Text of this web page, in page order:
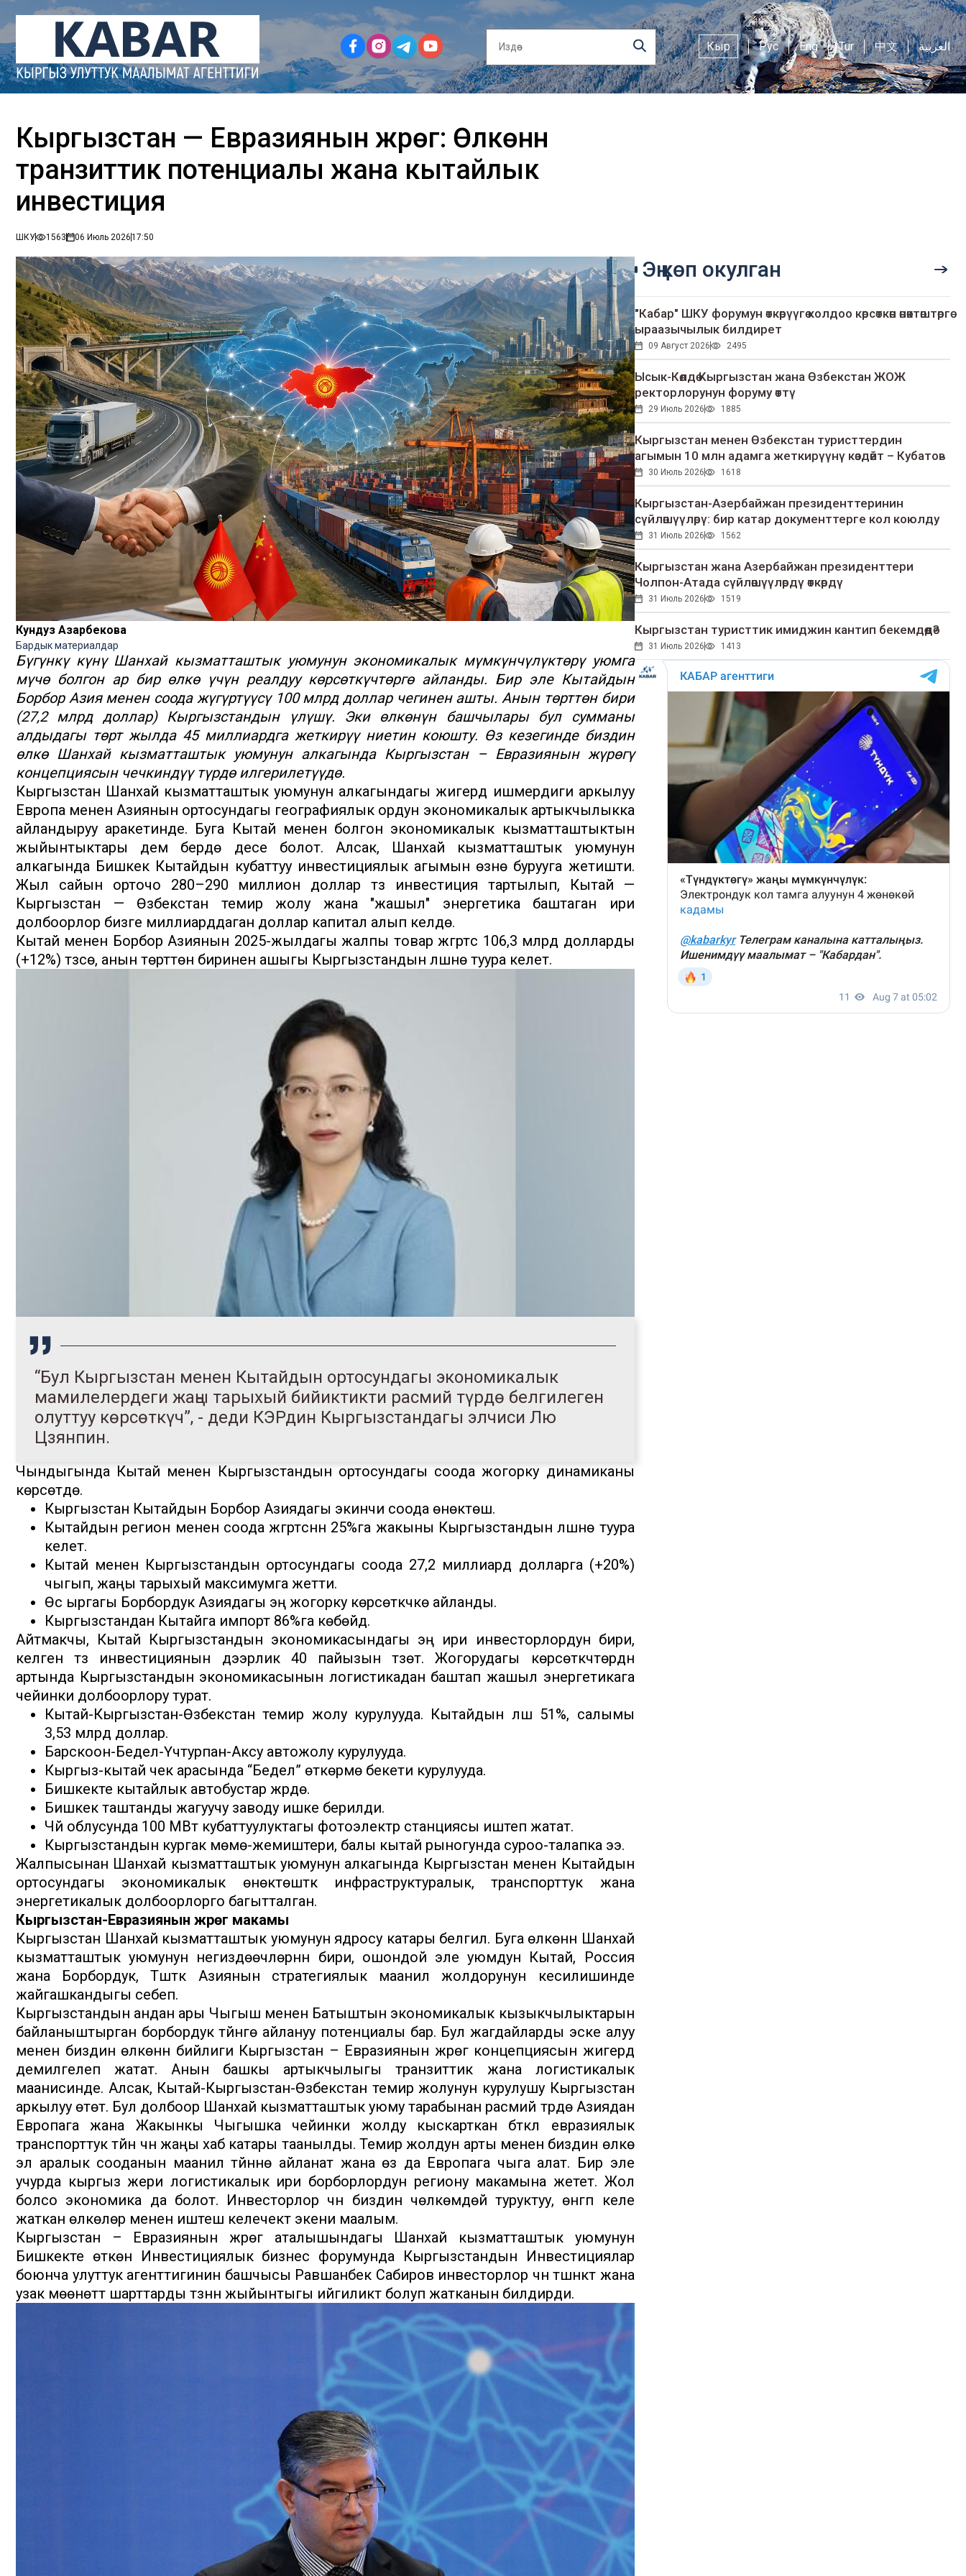
Кыр Рус Eng Tur 中文 العربية
Кыргызстан — Евразиянын жүрөгү: Өлкөнүн
транзиттик потенциалы жана кытайлык
инвестиция
ШКУ 1563 06 Июль 202617:50
Кундуз Азарбекова
Бардык материалдар
Бүгүнкү күнү Шанхай кызматташтык уюмунун экономикалык мүмкүнчүлүктөрү уюмга
мүчө болгон ар бир өлкө үчүн реалдуу көрсөткүчтөргө айланды. Бир эле Кытайдын
Борбор Азия менен соода жүгүртүүсү 100 млрд доллар чегинен ашты. Анын төрттөн бири
(27,2 млрд доллар) Кыргызстандын үлүшү. Эки өлкөнүн башчылары бул сумманы
алдыдагы төрт жылда 45 миллиардга жеткирүү ниетин коюшту. Өз кезегинде биздин
өлкө Шанхай кызматташтык уюмунун алкагында Кыргызстан – Евразиянын жүрөгү
концепциясын чечкиндүү түрдө илгерилетүүдө.
Кыргызстан Шанхай кызматташтык уюмунун алкагындагы жигердүү ишмердиги аркылуу
Европа менен Азиянын ортосундагы географиялык ордун экономикалык артыкчылыкка
айландыруу аракетинде. Буга Кытай менен болгон экономикалык кызматташтыктын
жыйынтыктары дем берүүдө десе болот. Алсак, Шанхай кызматташтык уюмунун
алкагында Бишкек Кытайдын кубаттуу инвестициялык агымын өзүнө бурууга жетишти.
Жыл сайын орточо 280–290 миллион доллар түз инвестиция тартылып, Кытай —
Кыргызстан — Өзбекстан темир жолу жана "жашыл" энергетика баштаган ири
долбоорлор бизге миллиарддаган доллар капитал алып келүүдө.
Кытай менен Борбор Азиянын 2025-жылдагы жалпы товар жүгүртүүсү 106,3 млрд долларды
(+12%) түзсө, анын төрттөн биринен ашыгы Кыргызстандын үлүшүнө туура келет.
“Бул Кыргызстан менен Кытайдын ортосундагы экономикалык
мамилелердеги жаңы тарыхый бийиктикти расмий түрдө белгилеген
олуттуу көрсөткүч”, - деди КЭРдин Кыргызстандагы элчиси Лю
Цзянпин.
Чындыгында Кытай менен Кыргызстандын ортосундагы соода жогорку динамиканы
көрсөтүүдө.
Кыргызстан Кытайдын Борбор Азиядагы экинчи соода өнөктөшү.
Кытайдын регион менен соода жүгүртүүсүнүн 25%га жакыны Кыргызстандын үлүшүнө туура
келет.
Кытай менен Кыргызстандын ортосундагы соода 27,2 миллиард долларга (+20%)
чыгып, жаңы тарыхый максимумга жетти.
Өсүү ыргагы Борбордук Азиядагы эң жогорку көрсөткүчкө айланды.
Кыргызстандан Кытайга импорт 86%га көбөйдү.
Айтмакчы, Кытай Кыргызстандын экономикасындагы эң ири инвесторлордун бири,
келген түз инвестициянын дээрлик 40 пайызын түзөт. Жогорудагы көрсөткүчтөрдүн
артында Кыргызстандын экономикасынын логистикадан баштап жашыл энергетикага
чейинки долбоорлору турат.
Кытай-Кыргызстан-Өзбекстан темир жолу курулууда. Кытайдын үлүшү 51%, салымы
3,53 млрд доллар.
Барскоон-Бедел-Үчтурпан-Аксу автожолу курулууда.
Кыргыз-кытай чек арасында “Бедел” өткөрмө бекети курулууда.
Бишкекте кытайлык автобустар жүрүүдө.
Бишкек таштанды жагуучу заводу ишке берилди.
Чүй облусунда 100 МВт кубаттуулуктагы фотоэлектр станциясы иштеп жатат.
Кыргызстандын кургак мөмө-жемиштери, балы кытай рыногунда суроо-талапка ээ.
Жалпысынан Шанхай кызматташтык уюмунун алкагында Кыргызстан менен Кытайдын
ортосундагы экономикалык өнөктөштүк инфраструктуралык, транспорттук жана
энергетикалык долбоорлорго багытталган.
Кыргызстан-Евразиянын жүрөгү макамы
Кыргызстан Шанхай кызматташтык уюмунун ядросу катары белгилүү. Буга өлкөнүн Шанхай
кызматташтык уюмунун негиздөөчүлөрүнүн бири, ошондой эле уюмдун Кытай, Россия
жана Борбордук, Түштүк Азиянын стратегиялык маанилүү жолдорунун кесилишинде
жайгашкандыгы себеп.
Кыргызстандын андан ары Чыгыш менен Батыштын экономикалык кызыкчылыктарын
байланыштырган борбордук түйүнгө айлануу потенциалы бар. Бул жагдайларды эске алуу
менен биздин өлкөнүн бийлиги Кыргызстан – Евразиянын жүрөгү концепциясын жигердүү
демилгелеп жатат. Анын башкы артыкчылыгы транзиттик жана логистикалык
маанисинде. Алсак, Кытай-Кыргызстан-Өзбекстан темир жолунун курулушу Кыргызстан
аркылуу өтөт. Бул долбоор Шанхай кызматташтык уюму тарабынан расмий түрдө Азиядан
Европага жана Жакынкы Чыгышка чейинки жолду кыскарткан бүткүл евразиялык
транспорттук түйүн үчүн жаңы хаб катары таанылды. Темир жолдун арты менен биздин өлкө
эл аралык сооданын маанилүү түйүнүнө айланат жана өзү да Европага чыга алат. Бир эле
учурда кыргыз жери логистикалык ири борборлордун региону макамына жетет. Жол
болсо экономика да болот. Инвесторлор үчүн биздин чөлкөмдөй туруктуу, өнүгүп келе
жаткан өлкөлөр менен иштешүү келечектүү экени маалым.
Кыргызстан – Евразиянын жүрөгү аталышындагы Шанхай кызматташтык уюмунун
Бишкекте өткөн Инвестициялык бизнес форумунда Кыргызстандын Инвестициялар
боюнча улуттук агенттигинин башчысы Равшанбек Сабиров инвесторлор үчүн түшүнүктүү жана
узак мөөнөттүү шарттарды түзүүнүн жыйынтыгы ийгиликтүү болуп жатканын билдирди.
Эң көп окулган
"Кабар" ШКУ форумун өткөрүүгө колдоо көрсөткөн өнөктөштөргө
ыраазычылык билдирет
09 Август 2026 2495
Ысык-Көлдө Кыргызстан жана Өзбекстан ЖОЖ
ректорлорунун форуму өттү
29 Июль 2026 1885
Кыргызстан менен Өзбекстан туристтердин
агымын 10 млн адамга жеткирүүнү көздөйт – Кубатов
30 Июль 2026 1618
Кыргызстан-Азербайжан президенттеринин
сүйлөшүүлөрү: бир катар документтерге кол коюлду
31 Июль 2026 1562
Кыргызстан жана Азербайжан президенттери
Чолпон-Атада сүйлөшүүлөрдү өткөрдү
31 Июль 2026 1519
Кыргызстан туристтик имиджин кантип бекемдөөдө?
31 Июль 2026 1413